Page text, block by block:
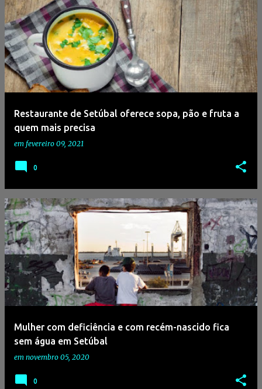
Restaurante de Setúbal oferece sopa, pão e fruta a
quem mais precisa
em fevereiro 09, 2021
0
Mulher com deficiência e com recém-nascido fica
sem água em Setúbal
em novembro 05, 2020
0